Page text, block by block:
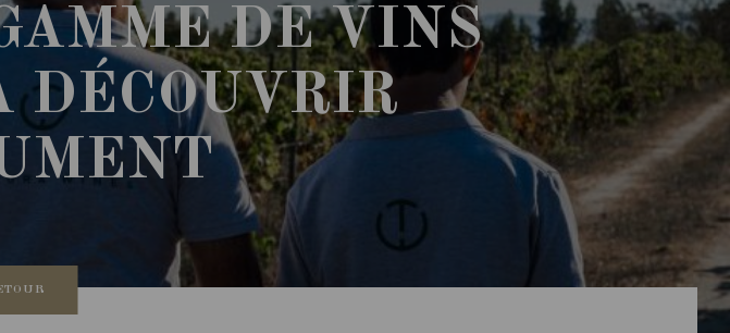
DE VINS
DÉCOUVRIR